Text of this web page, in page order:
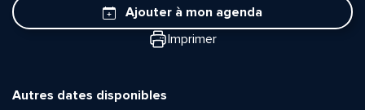
Ajouter à mon agenda
Imprimer
Autres dates disponibles